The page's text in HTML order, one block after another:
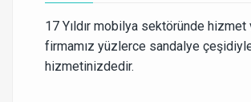
17 Yıldır mobilya sektöründe hizmet
firmamız yüzlerce sandalye
hizmetinizdedir.